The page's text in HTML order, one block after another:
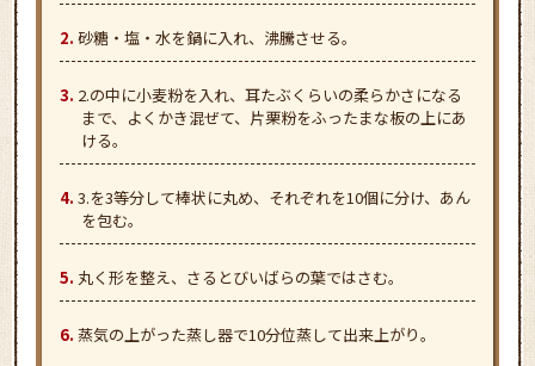
砂糖・塩・水を鍋に入れ、沸騰させる。
2.の中に小麦粉を入れ、耳たぶくらいの柔らかさになる
まで、よくかき混ぜて、片栗粉をふったまな板の上にあ
ける。
3.を3等分して棒状に丸め、それぞれを10個に分け、あん
を包む。
丸く形を整え、さるとびいばらの葉ではさむ。
蒸気の上がった蒸し器で10分位蒸して出来上がり。